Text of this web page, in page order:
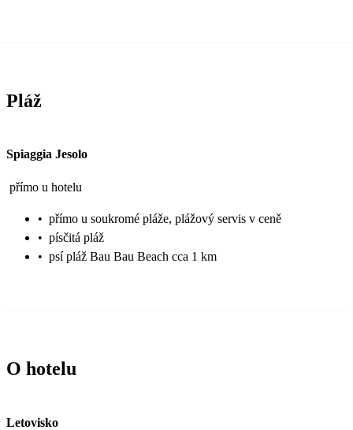
Pláž
Spiaggia Jesolo
přímo u hotelu
• přímo u soukromé pláže, plážový servis v ceně
• písčitá pláž
• psí pláž Bau Bau Beach cca 1 km
O hotelu
Letovisko